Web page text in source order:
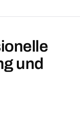
und